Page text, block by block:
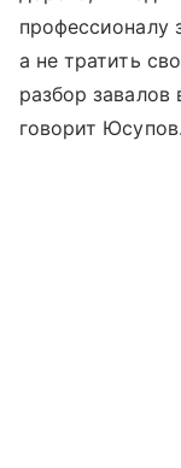
профессионалу
а не тратить
разбор
говорит Юсупов.